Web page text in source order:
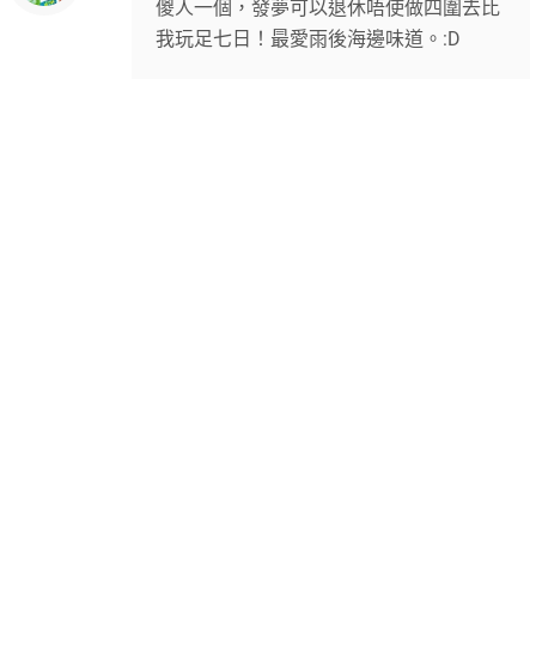
傻人一個，發夢可以退休唔使做四圍去比
我玩足七日！最愛雨後海邊味道。:D